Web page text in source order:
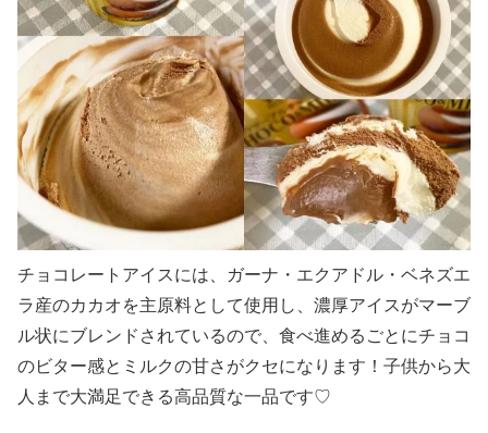
チョコレートアイスには、ガーナ・エクアドル・ベネズエ
ラ産のカカオを主原料として使用し、濃厚アイスがマーブ
ル状にブレンドされているので、食べ進めるごとにチョコ
のビター感とミルクの甘さがクセになります！子供から大
人まで大満足できる高品質な一品です♡